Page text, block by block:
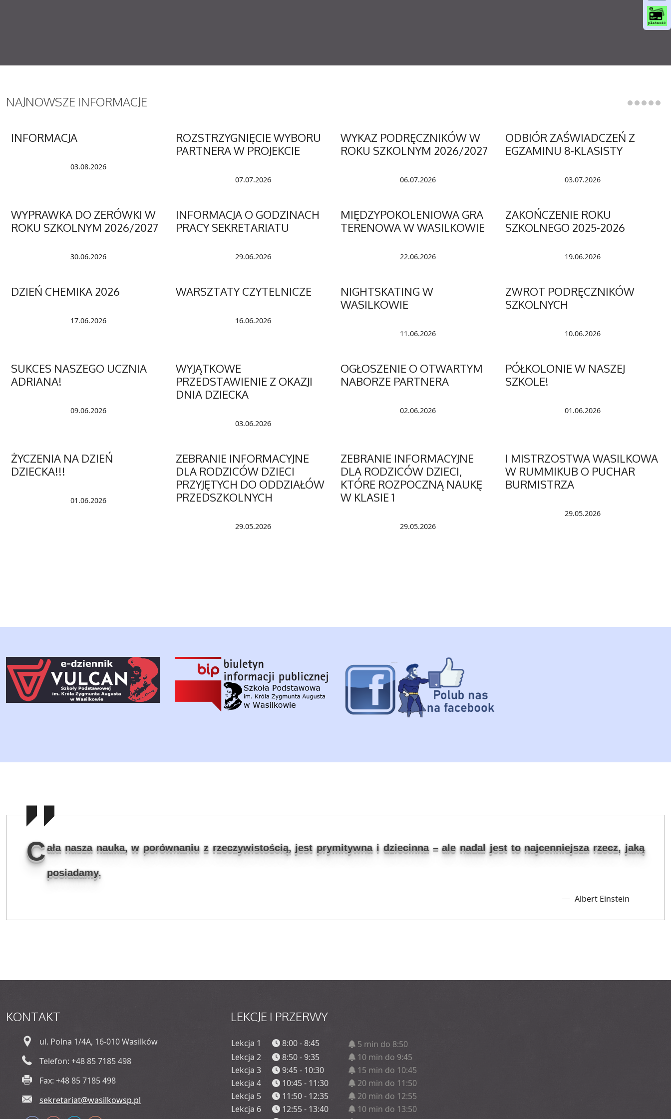
NAJNOWSZE INFORMACJE
INFORMACJA
03.08.2026
ROZSTRZYGNIĘCIE WYBORU
PARTNERA W PROJEKCIE
07.07.2026
WYKAZ PODRĘCZNIKÓW W
ROKU SZKOLNYM 2026/2027
06.07.2026
ODBIÓR ZAŚWIADCZEŃ Z
EGZAMINU 8-KLASISTY
03.07.2026
WYPRAWKA DO ZERÓWKI W
ROKU SZKOLNYM 2026/2027
30.06.2026
INFORMACJA O GODZINACH
PRACY SEKRETARIATU
29.06.2026
MIĘDZYPOKOLENIOWA GRA
TERENOWA W WASILKOWIE
22.06.2026
ZAKOŃCZENIE ROKU
SZKOLNEGO 2025-2026
19.06.2026
DZIEŃ CHEMIKA 2026
17.06.2026
WARSZTATY CZYTELNICZE
16.06.2026
NIGHTSKATING W
WASILKOWIE
11.06.2026
ZWROT PODRĘCZNIKÓW
SZKOLNYCH
10.06.2026
SUKCES NASZEGO UCZNIA
ADRIANA!
09.06.2026
WYJĄTKOWE
PRZEDSTAWIENIE Z OKAZJI
DNIA DZIECKA
03.06.2026
OGŁOSZENIE O OTWARTYM
NABORZE PARTNERA
02.06.2026
PÓŁKOLONIE W NASZEJ
SZKOLE!
01.06.2026
ŻYCZENIA NA DZIEŃ
DZIECKA!!!
01.06.2026
ZEBRANIE INFORMACYJNE
DLA RODZICÓW DZIECI
PRZYJĘTYCH DO ODDZIAŁÓW
PRZEDSZKOLNYCH
29.05.2026
ZEBRANIE INFORMACYJNE
DLA RODZICÓW DZIECI,
KTÓRE ROZPOCZNĄ NAUKĘ
W KLASIE 1
29.05.2026
I MISTRZOSTWA WASILKOWA
W RUMMIKUB O PUCHAR
BURMISTRZA
29.05.2026
o
o
Cała nasza nauka, w porównaniu z rzeczywistością, jest prymitywna i dziecinna – ale nadal jest to najcenniejsza rzecz, jaką
posiadamy.
Albert Einstein
KONTAKT
ul. Polna 1/4A, 16-010 Wasilków
Telefon: +48 85 7185 498
Fax: +48 85 7185 498
sekretariat@wasilkowsp.pl
LEKCJE I PRZERWY
Lekcja 1 8:00 - 8:45
5 min do 8:50
Lekcja 2
8:50 - 9:35
10 min do 9:45
Lekcja 3
9:45 - 10:30
15 min do 10:45
Lekcja 4
10:45 - 11:30
20 min do 11:50
Lekcja 5
11:50 - 12:35
20 min do 12:55
Lekcja 6
12:55 - 13:40
10 min do 13:50